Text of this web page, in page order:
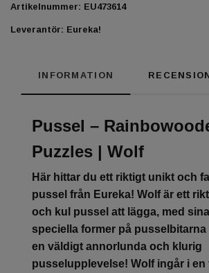
Artikelnummer: EU473614
Leverantör: Eureka!
INFORMATION
Pussel –
Puzzles | Wolf
Här hittar du ett riktigt unikt och
pussel från Eureka! Wolf är ett
och kul pussel att lägga, med
speciella former på pusselbitarna
en väldigt annorlunda och klurig
pusselupplevelse! Wolf ingår i en